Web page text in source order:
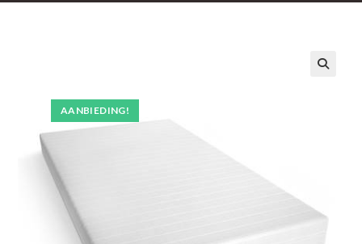
AANBIEDING!